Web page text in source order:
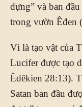
dựng” và ban
trong vườn Êđen
Vì là tạo vật của
Lucifer được tạo
Êdêkien 28:13).
Satan ban đầu